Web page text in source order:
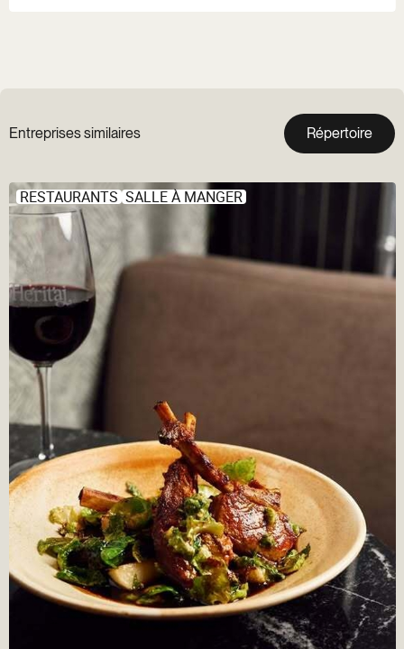
Entreprises similaires Répertoire
RESTAURANTS SALLE À MANGER